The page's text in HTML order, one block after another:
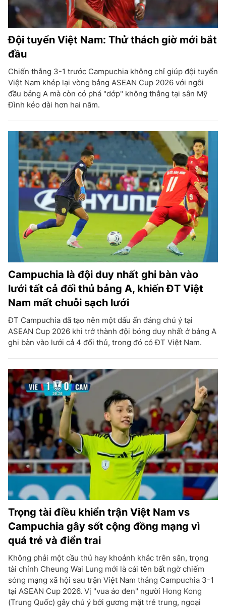
Đội tuyển Việt Nam: Thử thách giờ mới bắt
đầu
Chiến thắng 3-1 trước Campuchia không chỉ giúp đội tuyển
Việt Nam khép lại vòng bảng ASEAN Cup 2026 với ngôi
đầu bảng A mà còn có phá "dớp" không thắng tại sân Mỹ
Đình kéo dài hơn hai năm.
Campuchia là đội duy nhất ghi bàn vào
lưới tất cả đối thủ bảng A, khiến ĐT Việt
Nam mất chuỗi sạch lưới
ĐT Campuchia đã tạo nên một dấu ấn đáng chú ý tại
ASEAN Cup 2026 khi trở thành đội bóng duy nhất ở bảng A
ghi bàn vào lưới cả 4 đối thủ, trong đó có ĐT Việt Nam.
Trọng tài điều khiển trận Việt Nam vs
Campuchia gây sốt cộng đồng mạng vì
quá trẻ và điển trai
Không phải một cầu thủ hay khoảnh khắc trên sân, trọng
tài chính Cheung Wai Lung mới là cái tên bất ngờ chiếm
sóng mạng xã hội sau trận Việt Nam thắng Campuchia 3-1
tại ASEAN Cup 2026. Vị "vua áo đen" người Hong Kong
(Trung Quốc) gây chú ý bởi gương mặt trẻ trung, ngoại